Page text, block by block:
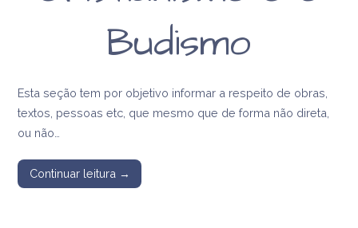
Budismo
Esta seção tem por objetivo informar a respeito de obras,
textos, pessoas etc, que mesmo que de forma não direta,
ou não…
Continuar leitura →